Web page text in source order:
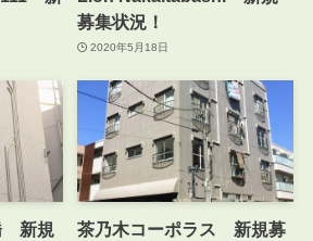
募集状況！
2020年5月18日
新規
茶乃木コーポラス 新規募